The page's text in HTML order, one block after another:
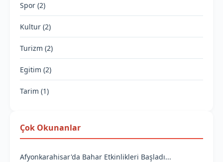
Spor (2)
Kultur (2)
Turizm (2)
Egitim (2)
Tarim (1)
Çok Okunanlar
Afyonkarahisar'da Bahar Etkinlikleri Başladı...